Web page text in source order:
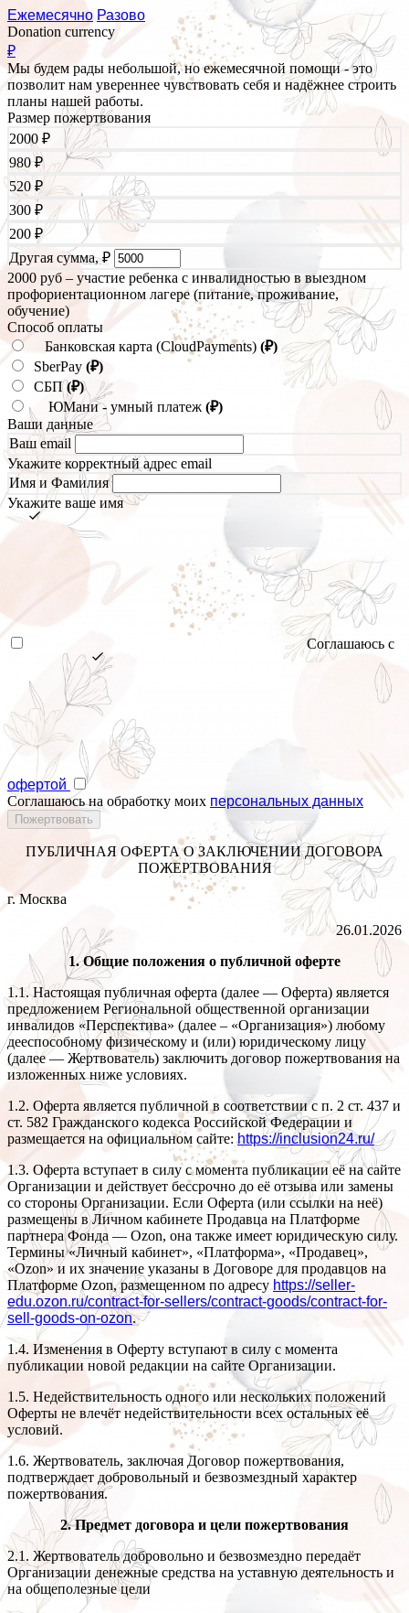
Ежемесячно Разово
Donation currency
₽
Мы будем рады небольшой, но ежемесячной помощи - это
позволит нам увереннее чувствовать себя и надёжнее строить
планы нашей работы.
Размер пожертвования
2000 ₽
980 ₽
520 ₽
300 ₽
200 ₽
Другая сумма,₽
2000 руб – участие ребенка с инвалидностью в выездном
профориентационном лагере (питание, проживание,
обучение)
Способ оплаты
Банковская карта (CloudPayments) (₽)
SberPay (₽)
СБП(₽)
ЮМани - умный платеж (₽)
Ваши данные
Ваш email
Укажите корректный адрес email
Имя и Фамилия
Укажите ваше имя
Соглашаюсь с
офертой
Соглашаюсь на обработку моих персональных данных
ПУБЛИЧНАЯ ОФЕРТА О ЗАКЛЮЧЕНИИ ДОГОВОРА
ПОЖЕРТВОВАНИЯ
г. Москва
26.01.2026
1. Общие положения о публичной оферте
1.1. Настоящая публичная оферта (далее — Оферта) является
предложением Региональной общественной организации
инвалидов «Перспектива» (далее – «Организация») любому
дееспособному физическому и (или) юридическому лицу
(далее — Жертвователь) заключить договор пожертвования на
изложенных ниже условиях.
1.2. Оферта является публичной в соответствии с п. 2 ст. 437 и
ст. 582 Гражданского кодекса Российской Федерации и
размещается на официальном сайте:https://inclusion24.ru/
1.3. Оферта вступает в силу с момента публикации её на сайте
Организации и действует бессрочно до её отзыва или замены
со стороны Организации. Если Оферта (или ссылки на неё)
размещены в Личном кабинете Продавца на Платформе
партнера Фонда — Ozon, она также имеет юридическую силу.
Термины «Личный кабинет», «Платформа», «Продавец»,
«Ozon» и их значение указаны в Договоре для продавцов на
Платформе Ozon, размещенном по адресу https://seller-
edu.ozon.ru/contract-for-sellers/contract-goods/contract-for-
sell-goods-on-ozon.
1.4. Изменения в Оферту вступают в силу с момента
публикации новой редакции на сайте Организации.
1.5. Недействительность одного или нескольких положений
Оферты не влечёт недействительности всех остальных её
условий.
1.6. Жертвователь, заключая Договор пожертвования,
подтверждает добровольный и безвозмездный характер
пожертвования.
2. Предмет договора и цели пожертвования
2.1. Жертвователь добровольно и безвозмездно передаёт
Организации денежные средства на уставную деятельность и
на общеполезные цели